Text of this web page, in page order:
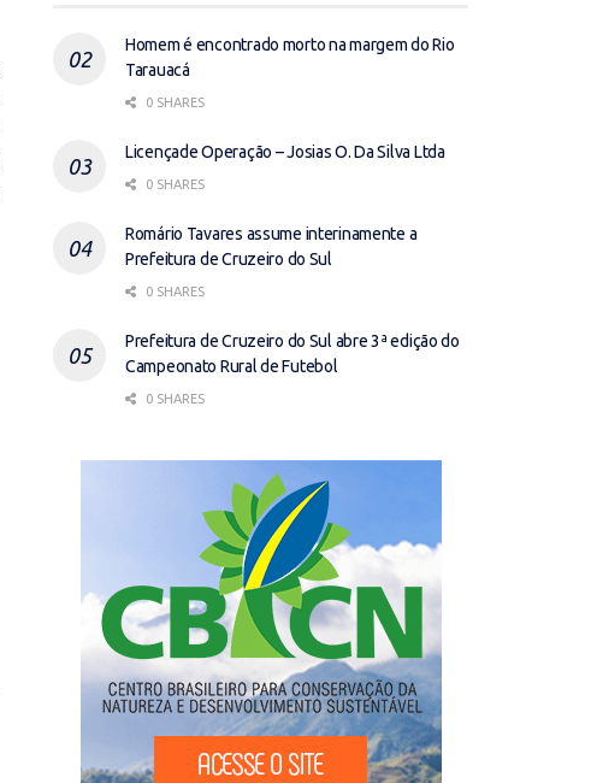
Homem é encontrado morto na margem do Rio
Tarauacá
0 SHARES
Licençade Operação – Josias O. Da Silva Ltda
0 SHARES
Romário Tavares assume interinamente a
Prefeitura de Cruzeiro do Sul
0 SHARES
Prefeitura de Cruzeiro do Sul abre 3ª edição do
Campeonato Rural de Futebol
0 SHARES